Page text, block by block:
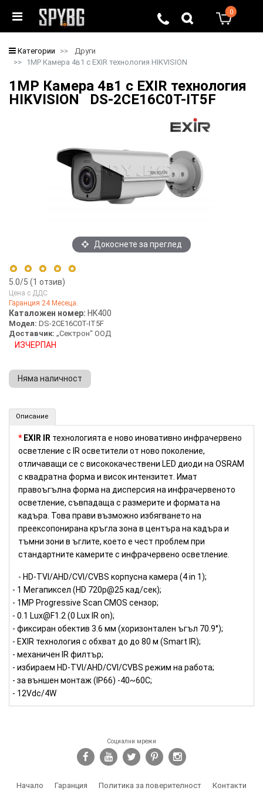
0
Категории
Други
1MP Камера 4в1 с EXIR технология HIKVISION
1MP Камера 4в1 с EXIR технология
HIKVISION DS-2CE16C0T-IT5F
Докоснете за преглед
5.0/5 (1 отзив)
5 stars
100%
4 stars
3 stars
1 star
Цена с ДДС
Гаранция 24 Месеца.
Каталожен номер: HK400
Модел: DS-2CE16C0T-IT5F
Доставчик: „Сектрон“ ООД
ИЗЧЕРПАН
Няма наличност
Описание
*EXIR IR технологията е ново иновативно инфрачервено
осветление с IR осветители от ново поколение,
отличаващи се с висококачествени LED диоди на OSRAM
с квадратна форма и висок интензитет. Имат
правоъгълна форма на дисперсия на инфрачервеното
осветление, съвпадаща с размерите и формата на
кадъра. Това прави възможно избягването на
преексопонирана кръгла зона в центъра на кадъра и
тъмни зони в ъглите, което е чест проблем при
стандартните камерите с инфрачервено осветление.
- HD-TVI/AHD/CVI/CVBS корпусна камера (4 in 1);
- 1 Мегапиксел (HD 720p@25 кад/сек);
- 1MP Progressive Scan CMOS сензор;
- 0.1 Lux@F1.2 (0 Lux IR on);
- фиксиран обектив 3.6 мм (хоризонтален ъгъл 70.9°);
- EXIR технология с обхват до до 80 м (Smart IR);
- механичен IR филтър;
- избираем HD-TVI/AHD/CVI/CVBS режим на работа;
- за външен монтаж (IP66) -40~60C;
- 12Vdc/4W
Социални мрежи
Начало Гаранция Политика за поверителност Контакти